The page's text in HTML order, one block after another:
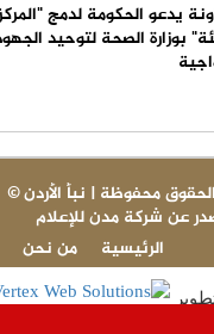
يدعو الحكومة لدمج
بوزارة الصحة لتوحيد
عن شركة مدن للإعلام
من نحن الرئيسية